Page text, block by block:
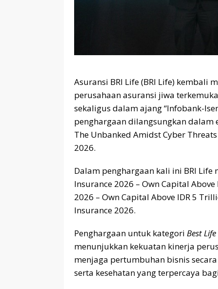
Asuransi BRI Life (BRI Life) kembali
perusahaan asuransi jiwa
sekaligus dalam ajang “Infobank-
penghargaan dilangsungkan dalam
The Unbanked Amidst Cyber
2026.
Dalam penghargaan kali ini BRI Life
Insurance 2026 – Own Capital
2026 – Own Capital Above IDR 5
Insurance 2026.
Penghargaan untuk kategori Best
menunjukkan kekuatan kinerja
menjaga pertumbuhan bisnis
serta kesehatan yang terpercaya